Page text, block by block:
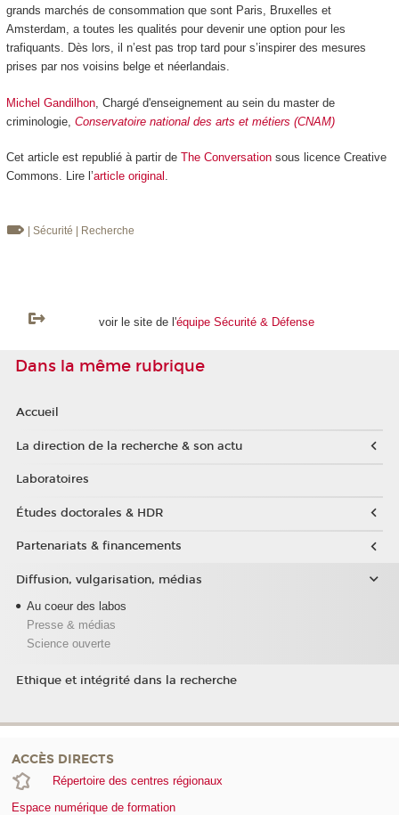
grands marchés de consommation que sont Paris, Bruxelles et
Amsterdam, a toutes les qualités pour devenir une option pour les
trafiquants. Dès lors, il n’est pas trop tard pour s’inspirer des mesures
prises par nos voisins belge et néerlandais.
Michel Gandilhon, Chargé d'enseignement au sein du master de
criminologie, Conservatoire national des arts et métiers (CNAM)
Cet article est republié à partir de The Conversationsous licence Creative
Commons. Lire l’article original .
| Sécurité | Recherche
voir le site de l'équipe Sécurité & Défense
Dans la même rubrique
Accueil
La direction de la recherche & son actu
Laboratoires
Études doctorales & HDR
Partenariats & financements
Diffusion, vulgarisation, médias
Au coeur des labos
Presse & médias
Science ouverte
Ethique et intégrité dans la recherche
ACCÈS DIRECTS
Répertoire des centres régionaux
Espace numérique de formation